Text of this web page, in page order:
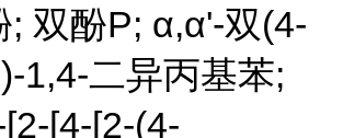
; 双酚P; α,α'-双(4-
1,4-二异丙基苯;
[4-[2-(4-